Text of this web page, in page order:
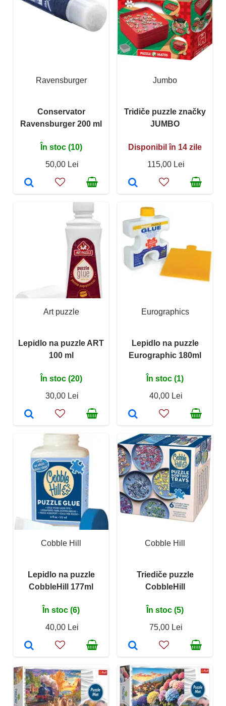
Ravensburger
Conservator
Ravensburger 200 ml
În stoc (10)
50,00 Lei
Jumbo
Tridiče puzzle značky
JUMBO
Disponibil în 14 zile
115,00 Lei
Art puzzle
Lepidlo na puzzle ART
100 ml
În stoc (20)
30,00 Lei
Eurographics
Lepidlo na puzzle
Eurographic 180ml
În stoc (1)
40,00 Lei
Cobble Hill
Lepidlo na puzzle
CobbleHill 177ml
În stoc (6)
40,00 Lei
Cobble Hill
Triediče puzzle
CobbleHill
În stoc (5)
75,00 Lei